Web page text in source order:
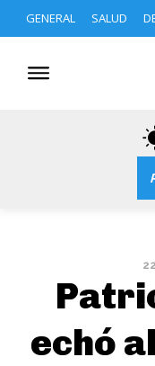
GENERAL SALUD
echó